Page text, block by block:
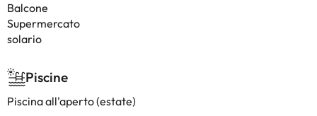
Balcone
Supermercato
solario
Piscine
Piscina all'aperto (estate)